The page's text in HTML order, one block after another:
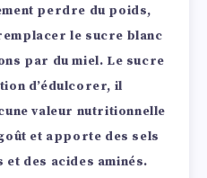
perdre du poids,
le sucre blanc
par du miel. Le sucre
d’édulcorer, il
valeur nutritionnelle
et apporte des sels
et des acides aminés.